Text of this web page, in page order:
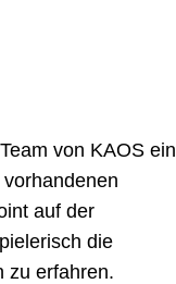
von KAOS ein
auf der
die
zu erfahren.